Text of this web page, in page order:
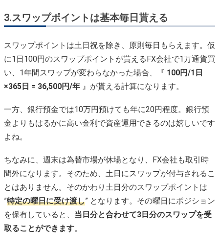
3.スワップポイントは基本毎日貰える
スワップポイントは土日祝を除き、原則毎日もらえます。仮
に1日100円のスワップポイントが貰えるFX会社で1万通貨買
い、1年間スワップが変わらなかった場合、『 100円/1日
×365日 = 36,500円/年 』が貰える計算になります。
一方、銀行預金では10万円預けても年に20円程度。銀行預
金よりもはるかに高い金利で資産運用できるのは嬉しいです
よね。
ちなみに、週末は為替市場が休場となり、FX会社も取引時
間外になります。そのため、土日にスワップが付与されるこ
とはありません。そのかわり土日分のスワップポイントは
”特定の曜日に受け渡し” となります。その曜日にポジション
を保有していると、 当日分と合わせて3日分のスワップを受
取ることができます。